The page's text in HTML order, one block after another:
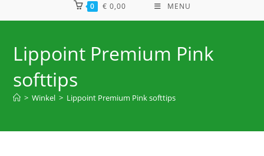
0 € 0,00 MENU
Lippoint Premium Pink
softtips
> Winkel > Lippoint Premium Pink softtips